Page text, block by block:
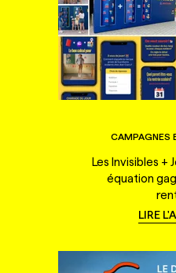
CAMPAGNES
Les Invisibles +
équation
LIRE